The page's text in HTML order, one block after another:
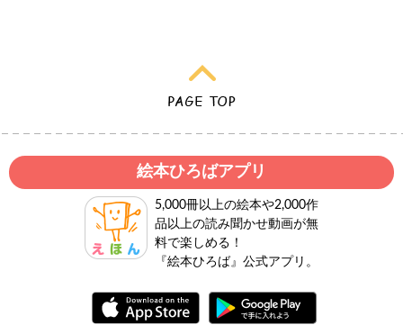
絵本ひろばアプリ
5,000冊以上の絵本や2,000作
品以上の読み聞かせ動画が無
料で楽しめる！
『絵本ひろば』公式アプリ。